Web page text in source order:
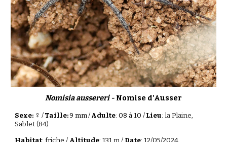
Nomisia aussereri - Nomise d'Ausser
Sexe: ♀ /Taille:9 mm/Adulte: 08 à10 /Lieu:la Plaine,
Sablet (84)